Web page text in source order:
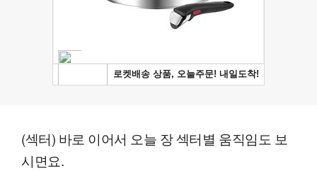
(섹터) 바로 이어서 오늘 장 섹터별 움직임도 보
시면요.